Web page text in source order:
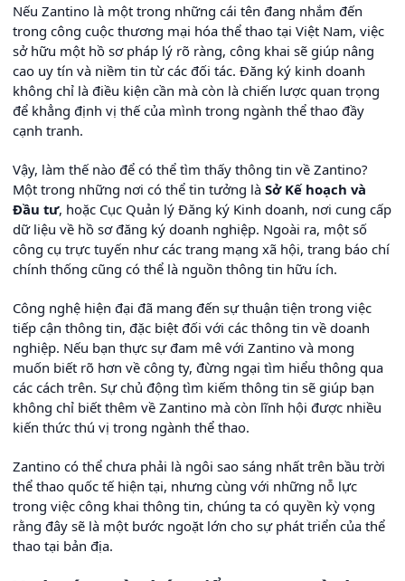
Nếu Zantino là một trong những cái tên đang nhắm đến
trong công cuộc thương mại hóa thể thao tại Việt Nam, việc
sở hữu một hồ sơ pháp lý rõ ràng, công khai sẽ giúp nâng
cao uy tín và niềm tin từ các đối tác. Đăng ký kinh doanh
không chỉ là điều kiện cần mà còn là chiến lược quan trọng
để khẳng định vị thế của mình trong ngành thể thao đầy
cạnh tranh.
Vậy, làm thế nào để có thể tìm thấy thông tin về Zantino?
Một trong những nơi có thể tin tưởng là Sở Kế hoạch và
Đầu tư, hoặc Cục Quản lý Đăng ký Kinh doanh, nơi cung cấp
dữ liệu về hồ sơ đăng ký doanh nghiệp. Ngoài ra, một số
công cụ trực tuyến như các trang mạng xã hội, trang báo chí
chính thống cũng có thể là nguồn thông tin hữu ích.
Công nghệ hiện đại đã mang đến sự thuận tiện trong việc
tiếp cận thông tin, đặc biệt đối với các thông tin về doanh
nghiệp. Nếu bạn thực sự đam mê với Zantino và mong
muốn biết rõ hơn về công ty, đừng ngại tìm hiểu thông qua
các cách trên. Sự chủ động tìm kiếm thông tin sẽ giúp bạn
không chỉ biết thêm về Zantino mà còn lĩnh hội được nhiều
kiến thức thú vị trong ngành thể thao.
Zantino có thể chưa phải là ngôi sao sáng nhất trên bầu trời
thể thao quốc tế hiện tại, nhưng cùng với những nỗ lực
trong việc công khai thông tin, chúng ta có quyền kỳ vọng
rằng đây sẽ là một bước ngoặt lớn cho sự phát triển của thể
thao tại bản địa.